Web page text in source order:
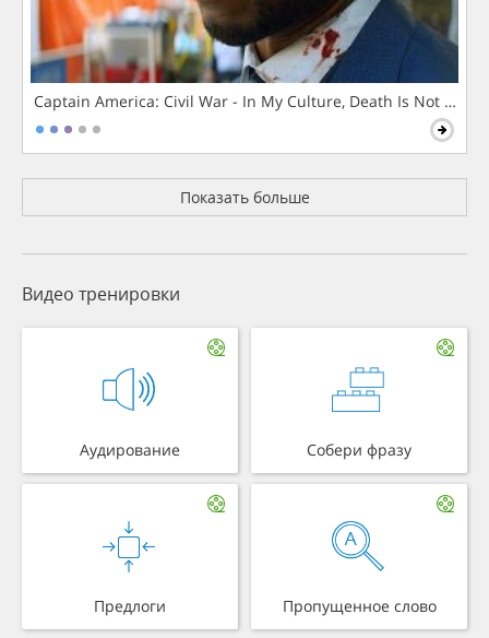
Captain America: Civil War - In My Culture, Death Is Not The
Показать больше
Видео тренировки
Аудирование Собери фразу
Предлоги Пропущенное слово